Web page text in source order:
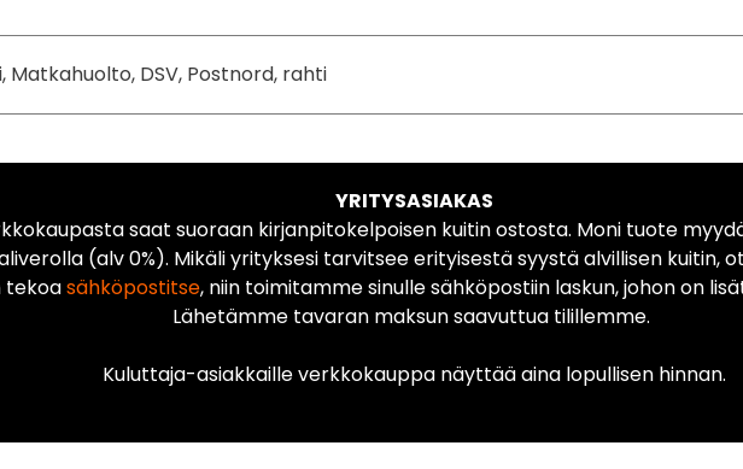
Matkahuolto, DSV, Postnord, rahti
YRITYSASIAKAS
saat suoraan kirjanpitokelpoisen kuitin ostosta. Moni tuote
(alv 0%). Mikäli yrityksesi tarvitsee erityisestä syystä alvillisen kuitin,
tekoasähköpostitse, niin toimitamme sinulle sähköpostiin laskun, johon on
Lähetämme tavaran maksun saavuttua tilillemme.
Kuluttaja-asiakkaille verkkokauppa näyttää aina lopullisen hinnan.